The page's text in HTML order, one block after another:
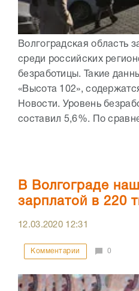
Волгоградская область
среди российских
безработицы. Такие
«Высота 102»,
Новости. Уровень
составил 5,6%. По
В Волгограде
зарплатой в 220
12.03.2020 12:31
Комментарии 0